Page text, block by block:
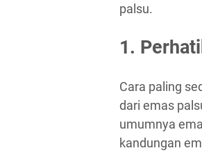
palsu.
1.
Cara paling
dari emas
umumnya
kandungan